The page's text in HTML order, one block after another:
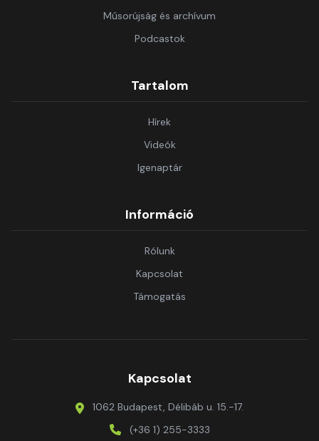
Műsorújság és archívum
Podcastok
Tartalom
Hírek
Videók
Igenaptár
Információ
Rólunk
Kapcsolat
Támogatás
Kapcsolat
1062 Budapest, Délibáb u. 15.-17.
(+36 1) 255-3333